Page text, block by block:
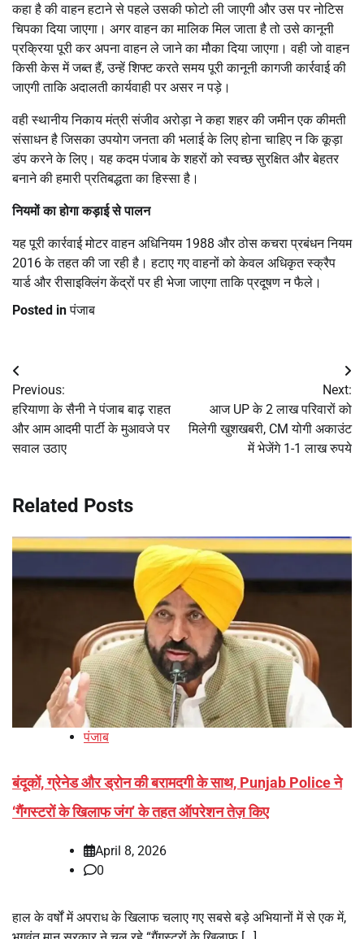
कहा है की वाहन हटाने से पहले उसकी फोटो ली जाएगी और उस पर नोटिस
चिपका दिया जाएगा। अगर वाहन का मालिक मिल जाता है तो उसे कानूनी
प्रक्रिया पूरी कर अपना वाहन ले जाने का मौका दिया जाएगा। वही जो वाहन
किसी केस में जब्त हैं, उन्हें शिफ्ट करते समय पूरी कानूनी कागजी कार्रवाई की
जाएगी ताकि अदालती कार्यवाही पर असर न पड़े।
वही स्थानीय निकाय मंत्री संजीव अरोड़ा ने कहा शहर की जमीन एक कीमती
संसाधन है जिसका उपयोग जनता की भलाई के लिए होना चाहिए न कि कूड़ा
डंप करने के लिए। यह कदम पंजाब के शहरों को स्वच्छ सुरक्षित और बेहतर
बनाने की हमारी प्रतिबद्धता का हिस्सा है।
नियमों का होगा कड़ाई से पालन
यह पूरी कार्रवाई मोटर वाहन अधिनियम 1988 और ठोस कचरा प्रबंधन नियम
2016 के तहत की जा रही है। हटाए गए वाहनों को केवल अधिकृत स्क्रैप
यार्ड और रीसाइक्लिंग केंद्रों पर ही भेजा जाएगा ताकि प्रदूषण न फैले।
Posted inपंजाब
Post
navigation
Previous:
हरियाणा के सैनी ने पंजाब बाढ़ राहत
और आम आदमी पार्टी के मुआवजे पर
सवाल उठाए
Next:
आज UP के 2 लाख परिवारों को
मिलेगी खुशखबरी, CM योगी अकाउंट
में भेजेंगे 1-1 लाख रुपये
Related Posts
पंजाब
बंदूकों, ग्रेनेड और ड्रोन की बरामदगी के साथ, Punjab Police ने
‘गैंगस्टरों के खिलाफ जंग’ के तहत ऑपरेशन तेज़ किए
April 8, 2026
0
हाल के वर्षों में अपराध के खिलाफ चलाए गए सबसे बड़े अभियानों में से एक में,